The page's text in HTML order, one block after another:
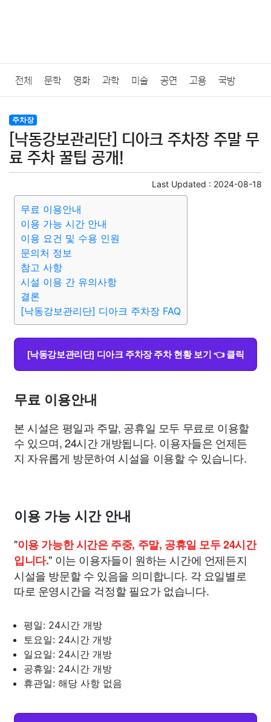
전체 문학 영화 과학 미술 공연 고용 국방
법률
질병 가요 방송 일상 주식 암호화폐 블록체인
미용 증권 인테리어
요리 상품리뷰
대출 자동차 취미
종교 사회 정치 건강
부동산 외국어 교육 교통 생활 기타
주차장
[낙동강보관리단] 디아크 주차장 주말 무
료 주차 꿀팁 공개!
Last Updated : 2024-08-18
무료 이용안내
이용 가능 시간 안내
이용 요건 및 수용 인원
문의처 정보
참고 사항
시설 이용 간 유의사항
결론
[낙동강보관리단] 디아크 주차장 FAQ
[낙동강보관리단] 디아크 주차장 주차 현황 보기 👈 클릭
무료 이용안내
본 시설은 평일과 주말, 공휴일 모두 무료로 이용할
수 있으며, 24시간 개방됩니다. 이용자들은 언제든
지 자유롭게 방문하여 시설을 이용할 수 있습니다.
이용 가능 시간 안내
"이용 가능한 시간은 주중, 주말, 공휴일 모두 24시간
입니다." 이는 이용자들이 원하는 시간에 언제든지
시설을 방문할 수 있음을 의미합니다. 각 요일별로
따로 운영시간을 걱정할 필요가 없습니다.
평일: 24시간 개방
토요일: 24시간 개방
일요일: 24시간 개방
공휴일: 24시간 개방
휴관일: 해당 사항 없음